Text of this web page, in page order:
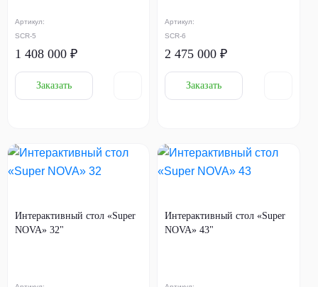
Артикул:
SCR-5
1 408 000 ₽
Заказать
Артикул:
SCR-6
2 475 000 ₽
Заказать
Интерактивный стол «Super
NOVA» 32"
Интерактивный стол «Super
NOVA» 43"